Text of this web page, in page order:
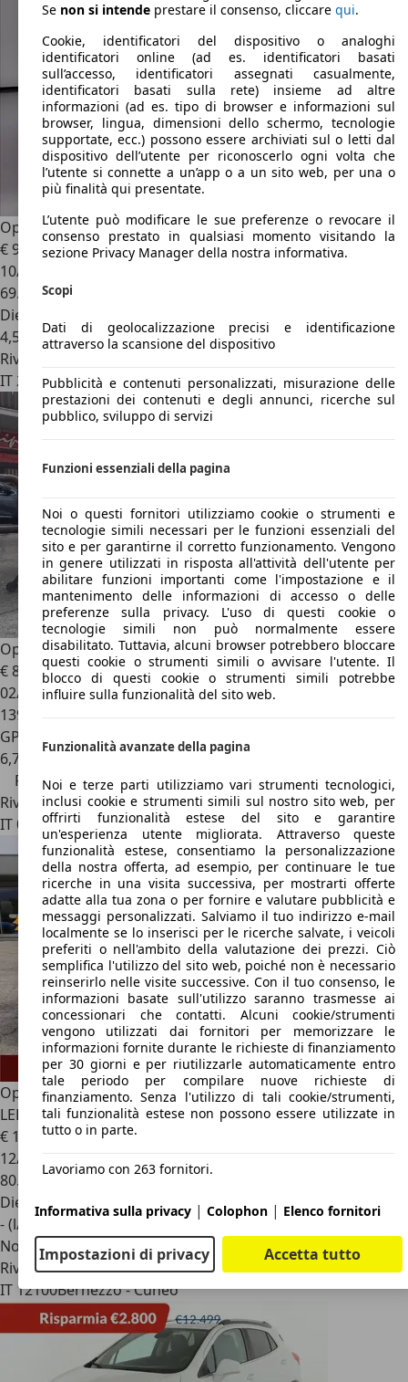
Opel Mokka X 1.6 cdti advance s&s 4x4 136cv
€ 9.400
10/2017
69.200 km
Diesel
4,5 l/100 km (comb.)
Rivenditore
IT 27051Cava Manara - Pavia -pv
Opel Mokka XX 1.4 T GPL Tech 140 CV 4x2 Bus.
€ 8.490€ 8.990,-
02/2018
139.000 km
GPL
6,7 l/100 km (comb.)
Prezzo ribassato
Rivenditore
IT 00013Fonte Nuova - Roma - Rm
Opel Mokka X1.6 CDTI Ecotec 136cv 4x4 Innovation
LED+NAVI+CAMERA+18"
€ 10.900
12/2018
80.822 km
Diesel
- (l/100 km)
Novità
Rivenditore
IT 12100Bernezzo - Cuneo
Se non si intende prestare il consenso, cliccare qui.
Cookie, identificatori del dispositivo o analoghi
identificatori online (ad es. identificatori basati
sull’accesso, identificatori assegnati casualmente,
identificatori basati sulla rete) insieme ad altre
informazioni (ad es. tipo di browser e informazioni sul
browser, lingua, dimensioni dello schermo, tecnologie
supportate, ecc.) possono essere archiviati sul o letti dal
dispositivo dell’utente per riconoscerlo ogni volta che
l’utente si connette a un’app o a un sito web, per una o
più finalità qui presentate.
L’utente può modificare le sue preferenze o revocare il
consenso prestato in qualsiasi momento visitando la
sezione Privacy Manager della nostra informativa.
Scopi
Dati di geolocalizzazione precisi e identificazione
attraverso la scansione del dispositivo
Pubblicità e contenuti personalizzati, misurazione delle
prestazioni dei contenuti e degli annunci, ricerche sul
pubblico, sviluppo di servizi
Funzioni essenziali della pagina
Noi o questi fornitori utilizziamo cookie o strumenti e
tecnologie simili necessari per le funzioni essenziali del
sito e per garantirne il corretto funzionamento. Vengono
in genere utilizzati in risposta all'attività dell'utente per
abilitare funzioni importanti come l'impostazione e il
mantenimento delle informazioni di accesso o delle
preferenze sulla privacy. L'uso di questi cookie o
tecnologie simili non può normalmente essere
disabilitato. Tuttavia, alcuni browser potrebbero bloccare
questi cookie o strumenti simili o avvisare l'utente. Il
blocco di questi cookie o strumenti simili potrebbe
influire sulla funzionalità del sito web.
Funzionalità avanzate della pagina
Noi e terze parti utilizziamo vari strumenti tecnologici,
inclusi cookie e strumenti simili sul nostro sito web, per
offrirti funzionalità estese del sito e garantire
un'esperienza utente migliorata. Attraverso queste
funzionalità estese, consentiamo la personalizzazione
della nostra offerta, ad esempio, per continuare le tue
ricerche in una visita successiva, per mostrarti offerte
adatte alla tua zona o per fornire e valutare pubblicità e
messaggi personalizzati. Salviamo il tuo indirizzo e-mail
localmente se lo inserisci per le ricerche salvate, i veicoli
preferiti o nell'ambito della valutazione dei prezzi. Ciò
semplifica l'utilizzo del sito web, poiché non è necessario
reinserirlo nelle visite successive. Con il tuo consenso, le
informazioni basate sull'utilizzo saranno trasmesse ai
concessionari che contatti. Alcuni cookie/strumenti
vengono utilizzati dai fornitori per memorizzare le
informazioni fornite durante le richieste di finanziamento
per 30 giorni e per riutilizzarle automaticamente entro
tale periodo per compilare nuove richieste di
finanziamento. Senza l'utilizzo di tali cookie/strumenti,
tali funzionalità estese non possono essere utilizzate in
tutto o in parte.
Lavoriamo con 263 fornitori.
Informativa sulla privacy | Colophon | Elenco fornitori
Impostazioni di privacy Accetta tutto